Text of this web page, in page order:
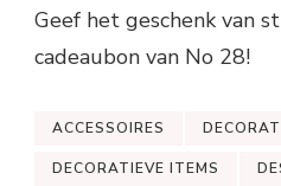
Geef het geschenk van
cadeaubon van No 28!
ACCESSOIRES
DECORATIEVE ITEMS